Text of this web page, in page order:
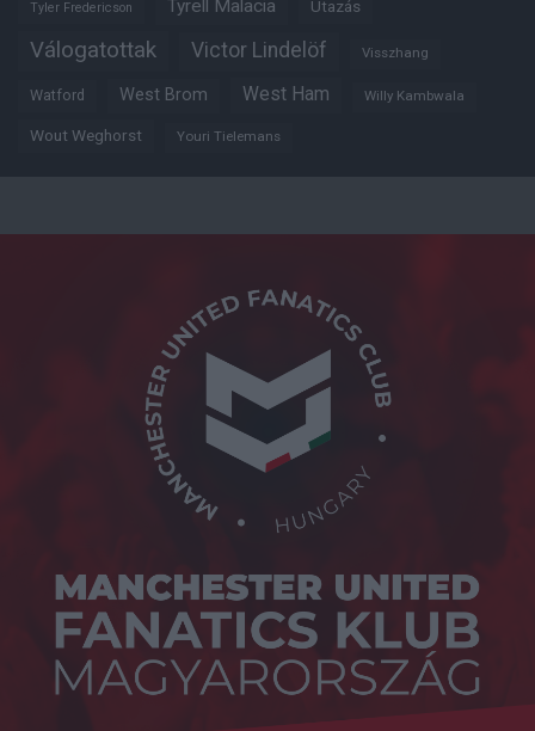
Tyler Fredericson Tyrell Malacia Utazás
Válogatottak Victor Lindelöf Visszhang
Watford West Brom West Ham Willy Kambwala
Wout Weghorst Youri Tielemans